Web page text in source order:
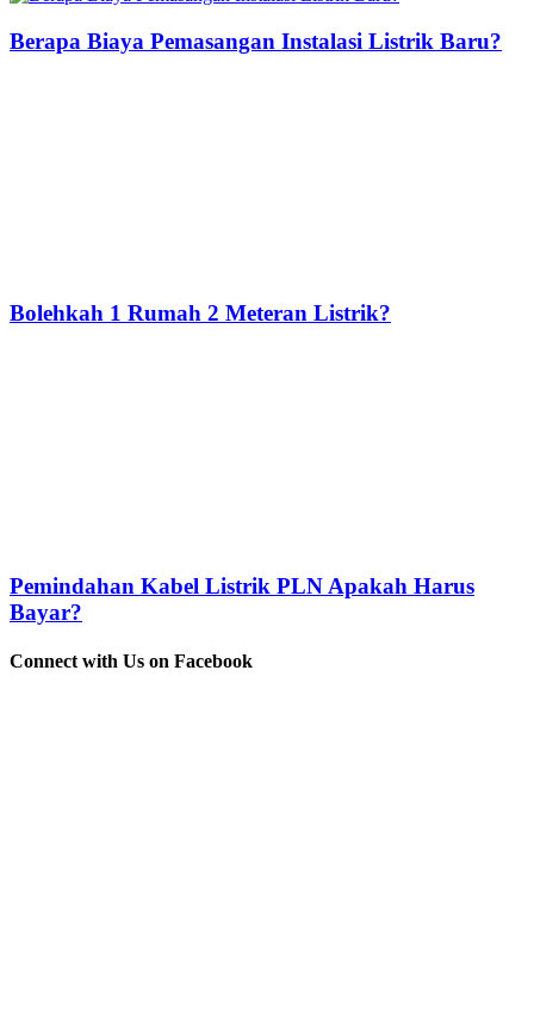
Berapa Biaya Pemasangan Instalasi Listrik Baru?
Bolehkah 1 Rumah 2 Meteran Listrik?
Pemindahan Kabel Listrik PLN Apakah Harus
Bayar?
Connect with Us on Facebook